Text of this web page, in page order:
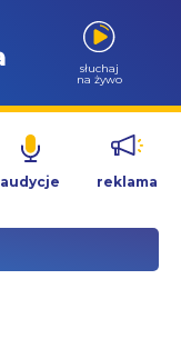
słuchaj
na żywo
audycje reklama